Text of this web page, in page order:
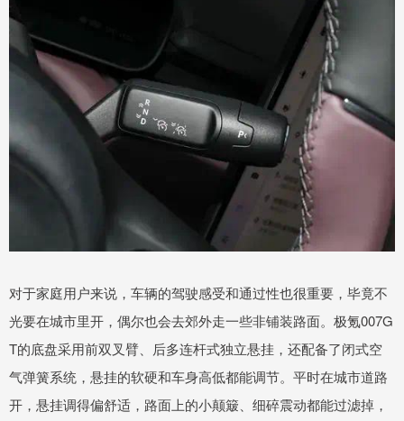
对于家庭用户来说，车辆的驾驶感受和通过性也很重要，毕竟不
光要在城市里开，偶尔也会去郊外走一些非铺装路面。极氪007G
T的底盘采用前双叉臂、后多连杆式独立悬挂，还配备了闭式空
气弹簧系统，悬挂的软硬和车身高低都能调节。平时在城市道路
开，悬挂调得偏舒适，路面上的小颠簸、细碎震动都能过滤掉，